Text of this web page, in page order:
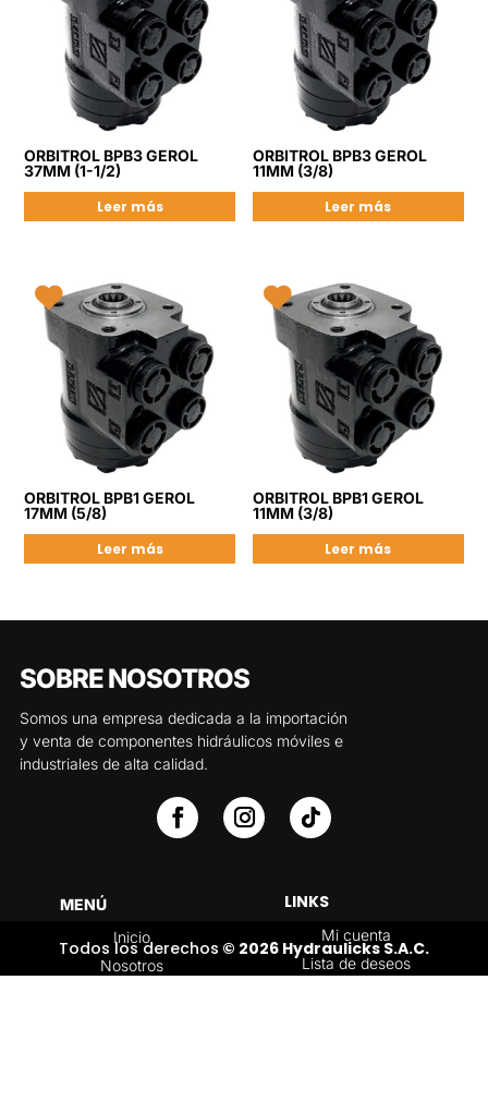
ORBITROL BPB3 GEROL
37MM (1-1/2)
Leer más
ORBITROL BPB3 GEROL
11MM (3/8)
Leer más
ORBITROL BPB1 GEROL
17MM (5/8)
Leer más
ORBITROL BPB1 GEROL
11MM (3/8)
Leer más
SOBRE NOSOTROS
Somos una empresa dedicada a la importación
y venta de componentes hidráulicos móviles e
industriales de alta calidad.
MENÚ
Inicio
Nosotros
LINKS
Mi cuenta
Lista de deseos
Todos los derechos © 2026 Hydraulicks S.A.C.